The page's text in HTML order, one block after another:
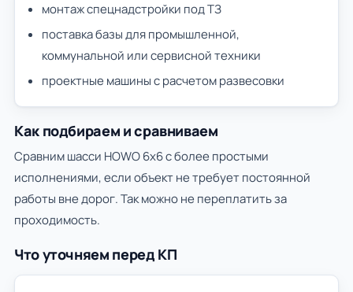
монтаж спецнадстройки под ТЗ
поставка базы для промышленной,
коммунальной или сервисной техники
проектные машины с расчетом развесовки
Как подбираем и сравниваем
Сравним шасси HOWO 6х6 с более простыми
исполнениями, если объект не требует постоянной
работы вне дорог. Так можно не переплатить за
проходимость.
Что уточняем перед КП